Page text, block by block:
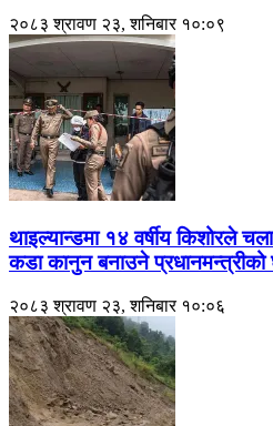
२०८३ श्रावण २३, शनिबार १०:०९
थाइल्यान्डमा १४ वर्षीय किशोरले
कडा कानुन बनाउने प्रधानमन्त्रीको
२०८३ श्रावण २३, शनिबार १०:०६